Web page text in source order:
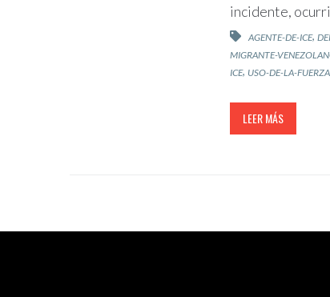
incidente,
AGENTE-DE-ICE,
MIGRANTE-
ICE, USO-DE-LA-FUERZA
LEER MÁS